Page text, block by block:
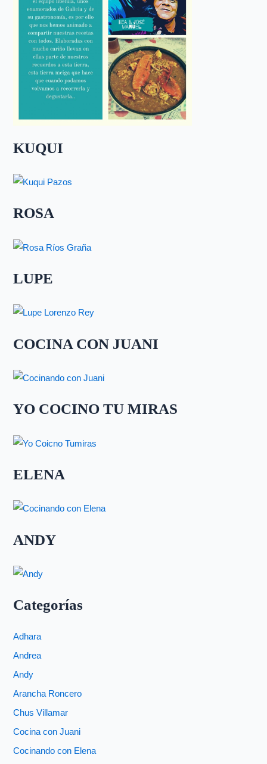
KUQUI
ROSA
LUPE
COCINA CON JUANI
YO COCINO TU MIRAS
ELENA
ANDY
Categorías
Adhara
Andrea
Andy
Arancha Roncero
Chus Villamar
Cocina con Juani
Cocinando con Elena